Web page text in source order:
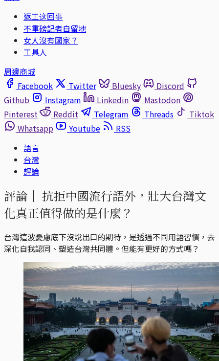
返工这回事
不重磅記者自留地
女人沒有國家？
工具人
周邊商城
Facebook
Twitter Bluesky
Discord
Github
Instagram Linkedin
Mastodon
Pinterest
Reddit Telegram Threads
Tiktok
Whatsapp
Youtube
RSS
語言
台灣
評論
評論｜ 抗拒中國流行語外，壯大台灣文
化真正值得做的是什麼？
台灣這波憂慮底下沒說出口的期待，是透過不同用語習慣，去
深化自我認同、塑造台灣共同體。但能有更好的方式嗎？